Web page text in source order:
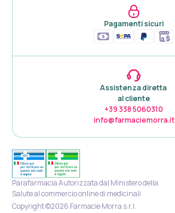
Pagamenti sicuri
Assistenza diretta
al cliente
+39 338 5060310
info@farmaciemorra.it
Parafarmacia Autorizzata dal Ministero della
Salute al commercio online di medicinali
Copyright ©2026 Farmacie Morra s.r.l.